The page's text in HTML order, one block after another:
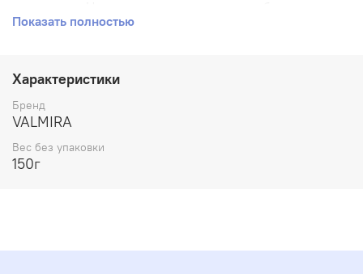
хлопком для дополнительного комфорта
Показать полностью
Характеристики
Бренд
VALMIRA
Вес без упаковки
150г